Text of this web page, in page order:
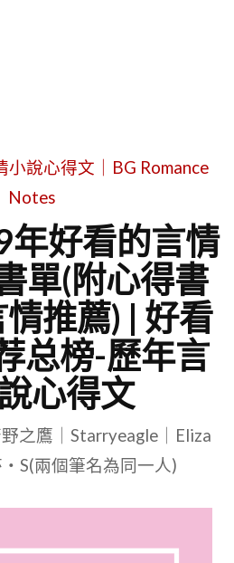
小說心得文｜BG Romance
Notes
年好看的言情
單(附心得書
推薦) | 好看
总榜-歷年言
心得文
之鷹｜Starryeagle｜Eliza
S(兩個筆名為同一人)